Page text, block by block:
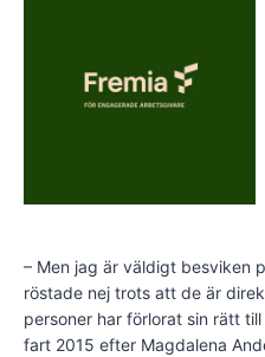
– Men jag är väldigt besviken
röstade nej trots att de är
personer har förlorat sin rätt
fart 2015 efter Magdalena